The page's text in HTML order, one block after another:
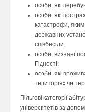
особи, які
особи, які
катастрофи,
державних
співбесіди;
особи, визнані
Гідності;
особи, які
територіях чи
Пільгові категорії
університетів за